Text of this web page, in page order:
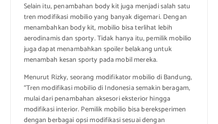
Selain itu, penambahan body kit juga menjadi salah satu
tren modifikasi mobilio yang banyak digemari. Dengan
menambahkan body kit, mobilio bisa terlihat lebih
aerodinamis dan sporty. Tidak hanya itu, pemilik mobilio
juga dapat menambahkan spoiler belakang untuk
menambah kesan sporty pada mobil mereka.
Menurut Rizky, seorang modifikator mobilio di Bandung,
“Tren modifikasi mobilio di Indonesia semakin beragam,
mulai dari penambahan aksesori eksterior hingga
modifikasi interior. Pemilik mobilio bisa bereksperimen
dengan berbagai opsi modifikasi sesuai dengan